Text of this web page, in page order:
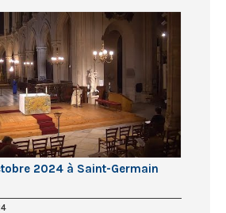
2024 à Saint-Germain